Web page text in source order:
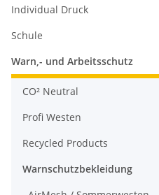
Individual Druck
Schule
Warn,- und Arbeitsschutz
CO² Neutral
Profi Westen
Recycled Products
Warnschutzbekleidung